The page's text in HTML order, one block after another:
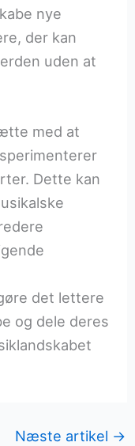
nye
der kan
uden at
med at
Dette kan
det lettere
og dele deres
Næste artikel →